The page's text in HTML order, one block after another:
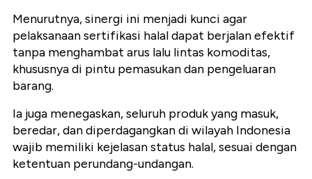
Menurutnya, sinergi ini menjadi kunci agar
pelaksanaan sertifikasi halal dapat berjalan efektif
tanpa menghambat arus lalu lintas komoditas,
khususnya di pintu pemasukan dan pengeluaran
barang.
Ia juga menegaskan, seluruh produk yang masuk,
beredar, dan diperdagangkan di wilayah Indonesia
wajib memiliki kejelasan status halal, sesuai dengan
ketentuan perundang-undangan.